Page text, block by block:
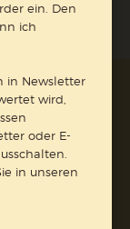
ein. Den
ich
in Newsletter
wird,
oder E-
in unseren